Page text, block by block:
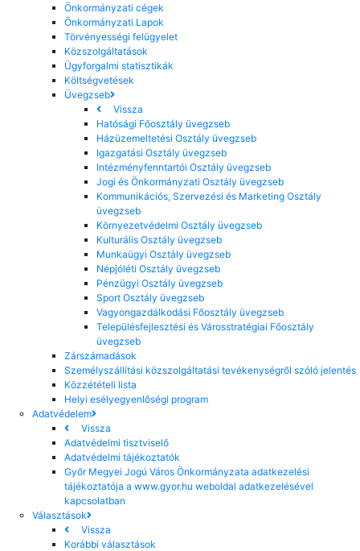
Önkormányzati cégek
Önkormányzati Lapok
Törvényességi felügyelet
Közszolgáltatások
Ügyforgalmi statisztikák
Költségvetések
Üvegzseb
Vissza
Hatósági Főosztály üvegzseb
Házüzemeltetési Osztály üvegzseb
Igazgatási Osztály üvegzseb
Intézményfenntartói Osztály üvegzseb
Jogi és Önkormányzati Osztály üvegzseb
Kommunikációs, Szervezési és Marketing Osztály
üvegzseb
Környezetvédelmi Osztály üvegzseb
Kulturális Osztály üvegzseb
Munkaügyi Osztály üvegzseb
Népjóléti Osztály üvegzseb
Pénzügyi Osztály üvegzseb
Sport Osztály üvegzseb
Vagyongazdálkodási Főosztály üvegzseb
Településfejlesztési és Városstratégiai Főosztály
üvegzseb
Zárszámadások
Személyszállítási közszolgáltatási tevékenységről szóló jelentés
Közzétételi lista
Helyi esélyegyenlőségi program
Adatvédelem
Vissza
Adatvédelmi tisztviselő
Adatvédelmi tájékoztatók
Győr Megyei Jogú Város Önkormányzata adatkezelési
tájékoztatója a www.gyor.hu weboldal adatkezelésével
kapcsolatban
Választások
Vissza
Korábbi választások